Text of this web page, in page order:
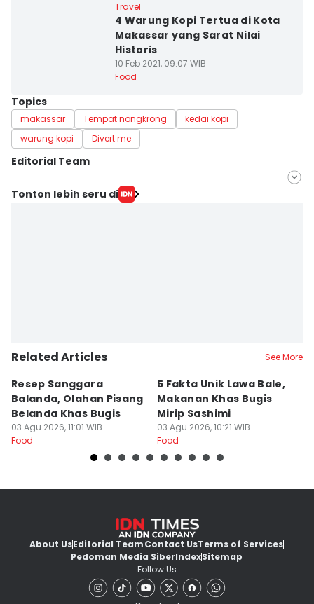
Travel
4 Warung Kopi Tertua di Kota
Makassar yang Sarat Nilai
Historis
10 Feb 2021, 09:07 WIB
Food
Topics
makassar Tempat nongkrong
kedai kopi
warung kopi
Divert me
Editorial Team
Editor
Tonton lebih seru di
Related Articles See More
Resep Sanggara
Balanda, Olahan Pisang
Belanda Khas Bugis
03 Agu 2026, 11:01 WIB
Food
5 Fakta Unik Lawa Bale,
Makanan Khas Bugis
Mirip Sashimi
03 Agu 2026, 10:21 WIB
Food
About UsEditorial TeamContact UsTerms of Services
Pedoman Media SiberIndexSitemap
Follow Us